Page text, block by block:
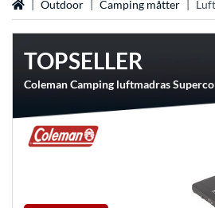
StartsideOutdoor Camping måtter
TOPSELLER
Coleman Camping luftmadras